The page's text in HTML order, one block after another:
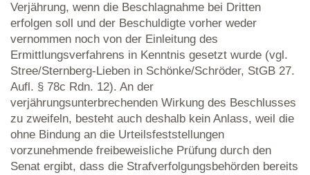
Verjährung, wenn die Beschlagnahme bei Dritten
erfolgen soll und der Beschuldigte vorher weder
vernommen noch von der Einleitung des
Ermittlungsverfahrens in Kenntnis gesetzt wurde (vgl.
Stree/Sternberg-Lieben in Schönke/Schröder, StGB 27.
Aufl. § 78c Rdn. 12). An der
verjährungsunterbrechenden Wirkung des Beschlusses
zu zweifeln, besteht auch deshalb kein Anlass, weil die
ohne Bindung an die Urteilsfeststellungen
vorzunehmende freibeweisliche Prüfung durch den
Senat ergibt, dass die Strafverfolgungsbehörden bereits